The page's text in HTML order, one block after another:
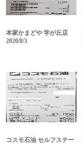
本家かまどや 学が丘店
2020/8/3
コスモ石油 セルフステー